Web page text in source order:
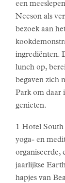
een
Neeson als
bezoek aan
ingrediënten.
lunch op,
begaven zich
Park om daar
genieten.
1 Hotel South
yoga- en
organiseerde,
jaarlijkse
hapjes van